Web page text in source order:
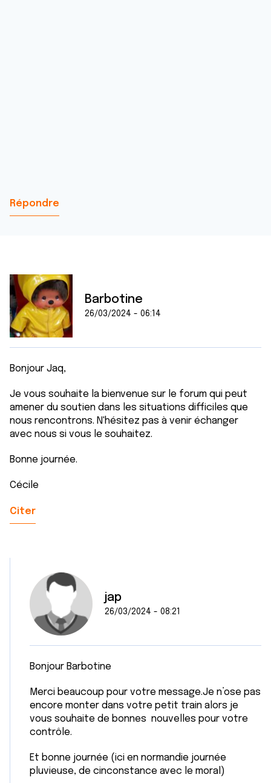
Répondre
Barbotine
26/03/2024 - 06:14
Bonjour Jaq,
Je vous souhaite la bienvenue sur le forum qui peut
amener du soutien dans les situations difficiles que
nous rencontrons. N'hésitez pas à venir échanger
avec nous si vous le souhaitez.
Bonne journée.
Cécile
Citer
jap
26/03/2024 - 08:21
Bonjour Barbotine
Merci beaucoup pour votre message.Je n’ose pas
encore monter dans votre petit train alors je
vous souhaite de bonnes nouvelles pour votre
contrôle.
Et bonne journée (ici en normandie journée
pluvieuse, de cinconstance avec le moral)